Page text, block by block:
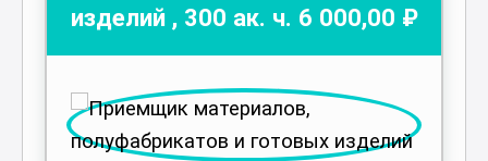
изделий , 300 ак. ч. 6 000,00 ₽